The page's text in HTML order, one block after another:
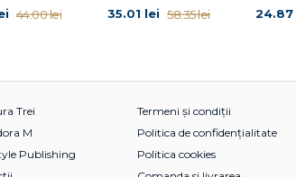
44.00 lei 35.01 lei 58.35 lei 24.87
Trei
M
Publishing
Termeni și condiții
Politica de confidențialitate
Politica cookies